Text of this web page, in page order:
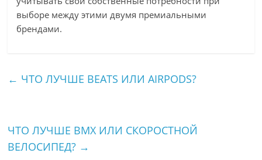
выборе между этими двумя премиальными
брендами.
← ЧТО ЛУЧШЕ BEATS ИЛИ AIRPODS?
ЧТО ЛУЧШЕ BMX ИЛИ СКОРОСТНОЙ
ВЕЛОСИПЕД? →